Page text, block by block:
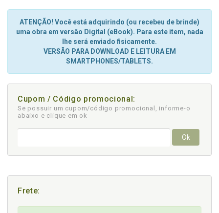
ATENÇÃO! Você está adquirindo (ou recebeu de brinde)
uma obra em versão Digital (eBook). Para este item, nada
lhe será enviado fisicamente.
VERSÃO PARA DOWNLOAD E LEITURA EM
SMARTPHONES/TABLETS.
Cupom / Código promocional:
Se possuir um cupom/código promocional, informe-o
abaixo e clique em ok
Ok
Frete: